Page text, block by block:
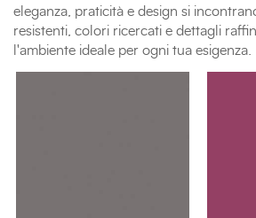
eleganza, praticità e design si
resistenti, colori ricercati e dettagli
l'ambiente ideale per ogni tua esigenza.